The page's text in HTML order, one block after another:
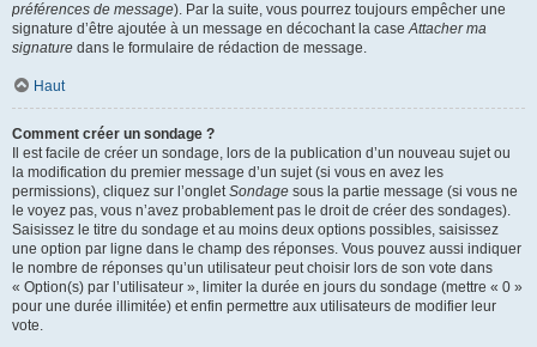
préférences de message). Par la suite, vous pourrez toujours empêcher une
signature d’être ajoutée à un message en décochant la caseAttacher ma
signature dans le formulaire de rédaction de message.
Haut
Comment créer un sondage ?
Il est facile de créer un sondage, lors de la publication d’un nouveau sujet ou
la modification du premier message d’un sujet (si vous en avez les
permissions), cliquez sur l’ongletSondage sous la partie message (si vous ne
le voyez pas, vous n’avez probablement pas le droit de créer des sondages).
Saisissez le titre du sondage et au moins deux options possibles, saisissez
une option par ligne dans le champ des réponses. Vous pouvez aussi indiquer
le nombre de réponses qu’un utilisateur peut choisir lors de son vote dans
« Option(s) par l’utilisateur », limiter la durée en jours du sondage (mettre « 0 »
pour une durée illimitée) et enfin permettre aux utilisateurs de modifier leur
vote.